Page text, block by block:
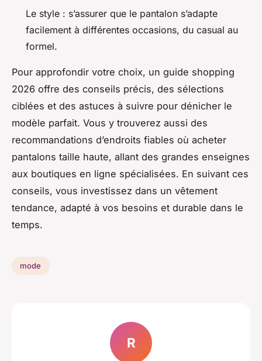
Le style : s’assurer que le pantalon s’adapte
facilement à différentes occasions, du casual au
formel.
Pour approfondir votre choix, un guide shopping
2026 offre des conseils précis, des sélections
ciblées et des astuces à suivre pour dénicher le
modèle parfait. Vous y trouverez aussi des
recommandations d’endroits fiables où acheter
pantalons taille haute, allant des grandes enseignes
aux boutiques en ligne spécialisées. En suivant ces
conseils, vous investissez dans un vêtement
tendance, adapté à vos besoins et durable dans le
temps.
mode
R